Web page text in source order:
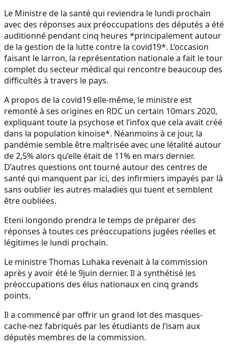
Le Ministre de la santé qui reviendra le lundi prochain
avec des réponses aux préoccupations des députés a été
auditionné pendant cinq heures *principalement autour
de la gestion de la lutte contre la covid19*. L’occasion
faisant le larron, la représentation nationale a fait le tour
complet du secteur médical qui rencontre beaucoup des
difficultés à travers le pays.
A propos de la covid19 elle-même, le ministre est
remonté à ses origines en RDC un certain 10mars 2020,
expliquant toute la psychose et l’infox que cela avait créé
dans la population kinoise*. Néanmoins à ce jour, la
pandémie semble être maîtrisée avec une létalité autour
de 2,5% alors qu’elle était de 11% en mars dernier.
D’autres questions ont tourné autour des centres de
santé qui manquent par ici, des infirmiers impayés par là
sans oublier les autres maladies qui tuent et semblent
être oubliées.
Eteni longondo prendra le temps de préparer des
réponses à toutes ces préoccupations jugées réelles et
légitimes le lundi prochain.
Le ministre Thomas Luhaka revenait à la commission
après y avoir été le 9juin dernier. Il a synthétisé les
préoccupations des élus nationaux en cinq grands
points.
Il a commencé par offrir un grand lot des masques-
cache-nez fabriqués par les étudiants de l’isam aux
députés membres de la commission.